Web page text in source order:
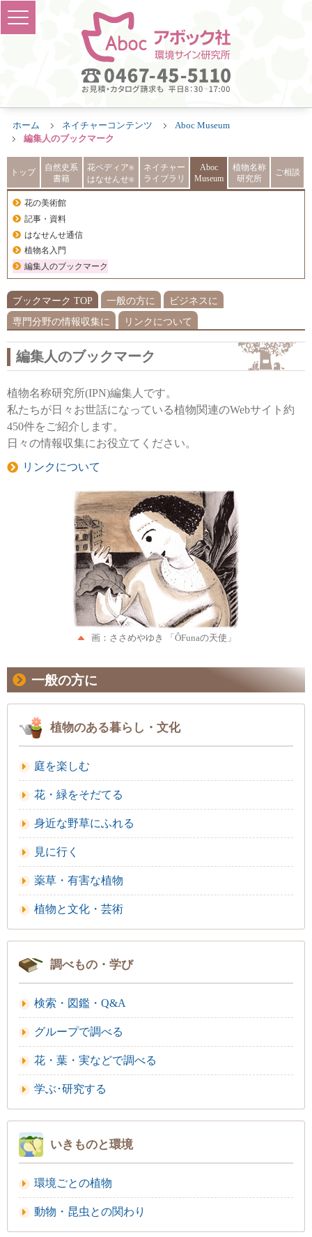
ホーム ネイチャーコンテンツ
Aboc Museum
編集人のブックマーク
トップ
自然史系
書籍
花ペディア®
はなせんせ®
ネイチャー
ライブラリ
Aboc
Museum
植物名称
研究所
ご相談
花の美術館
記事・資料
はなせんせ通信
植物名入門
編集人のブックマーク
ブックマーク TOP 一般の方に
ビジネスに
専門分野の情報収集に
リンクについて
編集人のブックマーク
植物名称研究所(IPN)編集人です。
私たちが日々お世話になっている植物関連のWebサイト約
450件をご紹介します。
日々の情報収集にお役立てください。
リンクについて
画：ささめやゆき 「ÔFunaの天使」
一般の方に
植物のある暮らし・文化
庭を楽しむ
花・緑をそだてる
身近な野草にふれる
見に行く
薬草・有害な植物
植物と文化・芸術
調べもの・学び
検索・図鑑・Q&A
グループで調べる
花・葉・実などで調べる
学ぶ･研究する
いきものと環境
環境ごとの植物
動物・昆虫との関わり